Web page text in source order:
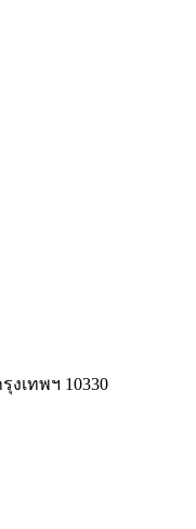
เทพฯ 10330